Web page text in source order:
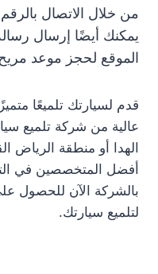
من خلال الاتصال
يمكنك أيضًا إرسال
الموقع لحجز موعد
قدم لسيارتك تلميعًا
عالية من شركة تلميع
الهدا أو منطقة الرياض
أفضل المتخصصين في
بالشركة الآن للحصول
لتلميع سيارتك.